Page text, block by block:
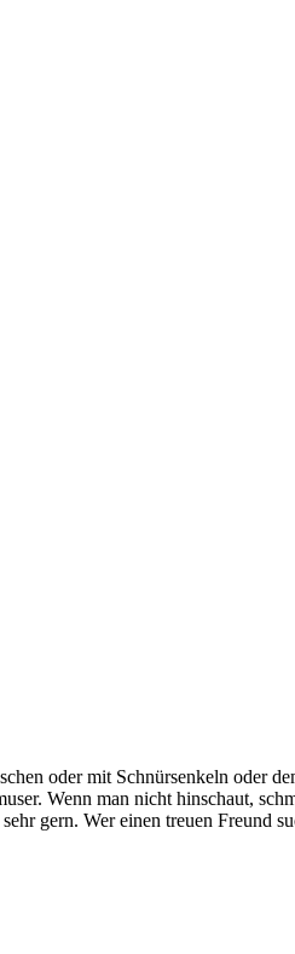
oder mit Schnürsenkeln oder
Wenn man nicht hinschaut,
gern. Wer einen treuen Freund